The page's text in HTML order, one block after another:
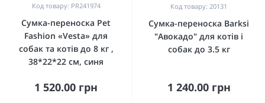
Код товару: PR241974
Сумка-переноска Pet
Fashion «Vesta» для
собак та котів до 8 кг ,
38*22*22 см, синя
1 520.00 грн
Код товару: 20131
Сумка-переноска Barksi
"Авокадо" для котів і
собак до 3.5 кг
1 240.00 грн